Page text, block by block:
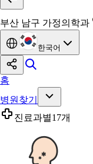
부산 남구 가정의학과
한국어
홈
병원찾기
진료과별17개